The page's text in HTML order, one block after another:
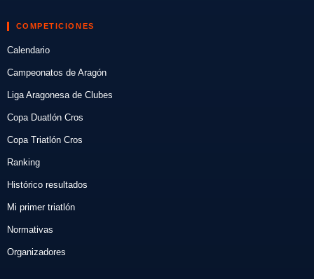
COMPETICIONES
Calendario
Campeonatos de Aragón
Liga Aragonesa de Clubes
Copa Duatlón Cros
Copa Triatlón Cros
Ranking
Histórico resultados
Mi primer triatlón
Normativas
Organizadores